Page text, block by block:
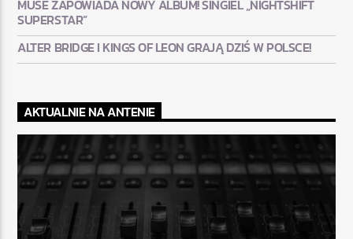
MUSE ZAPOWIADA NOWY ALBUM! SINGIEL „NIGHTSHIFT
SUPERSTAR”
ALTER BRIDGE I KINGS OF LEON GRAJĄ DZIŚ W POLSCE!
AKTUALNIE NA ANTENIE